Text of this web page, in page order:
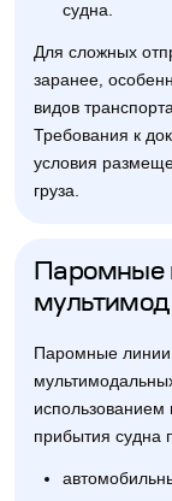
судна.
Для сложных
заранее,
видов
Требования к
условия
груза.
Паромные
Паромные линии
использованием
прибытия судна